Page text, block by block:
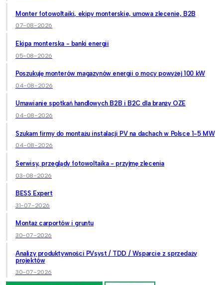
Monter fotowoltaiki, ekipy monterskie, umowa zlecenie, B2B
07-08-2026
Ekipa monterska - banki energii
05-08-2026
Poszukuję monterów magazynów energii o mocy powyżej 100 kW
04-08-2026
Umawianie spotkań handlowych B2B i B2C dla branży OZE
04-08-2026
Szukam firmy do montażu instalacji PV na dachach w Polsce 1-5 MW
04-08-2026
Serwisy, przeglądy fotowoltaika - przyjmę zlecenia
03-08-2026
BESS Expert
31-07-2026
Montaż carportów i gruntu
30-07-2026
Analizy produktywności PVsyst / TDD / Wsparcie z sprzedaży
projektów
30-07-2026